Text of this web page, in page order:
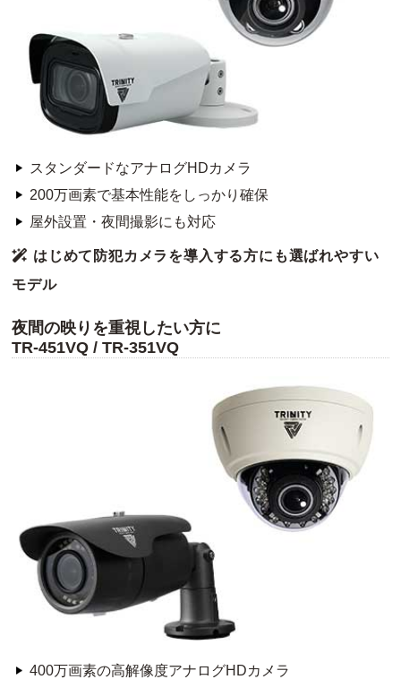
スタンダードなアナログHDカメラ
200万画素で基本性能をしっかり確保
屋外設置・夜間撮影にも対応
はじめて防犯カメラを導入する方にも選ばれやすい
モデル
夜間の映りを重視したい方に
TR-451VQ / TR-351VQ
400万画素の高解像度アナログHDカメラ